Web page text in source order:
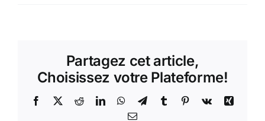
astucieuses
Partagez cet article,
Choisissez votre Plateforme!
Facebook
X RedditLinkedInWhatsApp
TelegramTumblr Pinterest
Vk
Xing
Email